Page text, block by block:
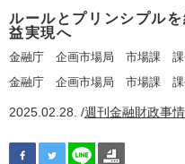
ルールとプリンシプル
益実現へ
金融庁 企画市場局 市場課 課
金融庁 企画市場局 市場課 課
2025.02.28. /週刊金融財政事